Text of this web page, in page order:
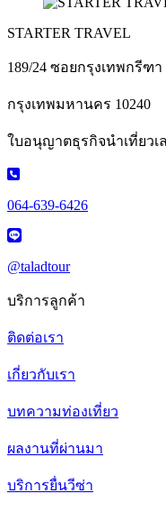
STARTER TRAVEL
189/24 ซอยกรุงเทพกรีฑ
กรุงเทพมหานคร 10240
ใบอนุญาตธุรกิจนำเที่ยวเ
064-639-6426
@taladtour
บริการลูกค้า
ติดต่อเรา
เกี่ยวกับเรา
บทความท่องเที่ยว
ผลงานที่ผ่านมา
บริการยื่นวีซ่า